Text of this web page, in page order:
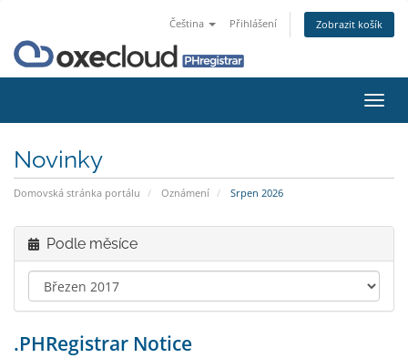
Čeština Přihlášení Zobrazit košík
Novinky
Domovská stránka portálu Oznámení Srpen 2026
Podle měsíce
.PHRegistrar Notice